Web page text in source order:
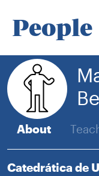
People
About
Catedrática de